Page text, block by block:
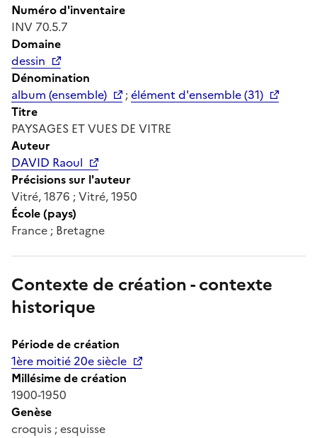
Numéro d'inventaire
INV 70.5.7
Domaine
dessin
Dénomination
album (ensemble)
;élément d'ensemble (31)
Titre
PAYSAGES ET VUES DE VITRE
Auteur
DAVID Raoul
Précisions sur l'auteur
Vitré, 1876 ; Vitré, 1950
École (pays)
France ; Bretagne
Contexte de création - contexte
historique
Période de création
1ère moitié 20e siècle
Millésime de création
1900-1950
Genèse
croquis ; esquisse